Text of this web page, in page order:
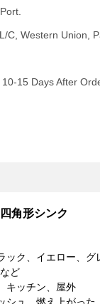
C, Western Union,
10-15 Days After
角形シンク
ック、イエロー、グ
ど
キッチン、屋外
シュ、燃え上がった